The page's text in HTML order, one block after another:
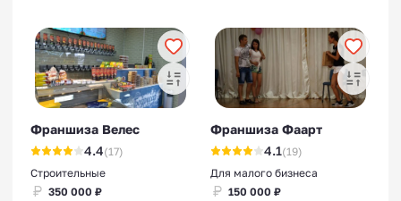
Франшиза Велес
4.4(17)
Строительные
350 000 ₽
Франшиза Фаарт
4.1(19)
Для малого бизнеса
150 000 ₽